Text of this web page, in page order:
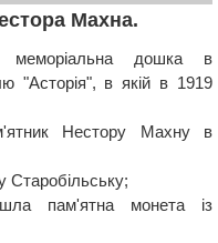
Махна.
дошка в
"Асторія", в якій в 1919
Нестору Махну в
Старобільську;
пам'ятна монета із